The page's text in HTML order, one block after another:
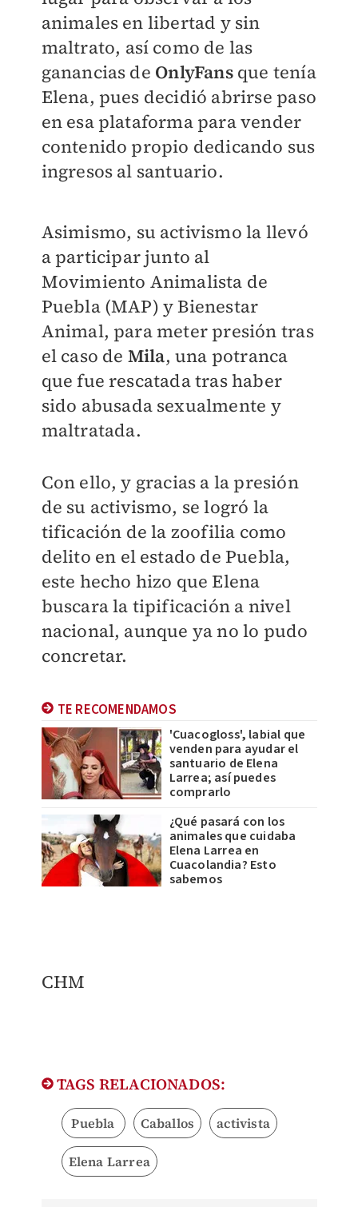
animales en libertad y sin
maltrato, así como de las
ganancias de OnlyFans que tenía
Elena, pues decidió abrirse paso
en esa plataforma para vender
contenido propio dedicando sus
ingresos al santuario.
Asimismo, su activismo la llevó
a participar junto al
Movimiento Animalista de
Puebla (MAP) y Bienestar
Animal, para meter presión tras
el caso de Mila, una potranca
que fue rescatada tras haber
sido abusada sexualmente y
maltratada.
Con ello, y gracias a la presión
de su activismo, se logró la
tificación de la zoofilia como
delito en el estado de Puebla,
este hecho hizo que Elena
buscara la tipificación a nivel
nacional, aunque ya no lo pudo
concretar.
TE RECOMENDAMOS
'Cuacogloss', labial que
venden para ayudar el
santuario de Elena
Larrea; así puedes
comprarlo
¿Qué pasará con los
animales que cuidaba
Elena Larrea en
Cuacolandia? Esto
sabemos
CHM
TAGS RELACIONADOS:
Puebla Caballos activista
Elena Larrea